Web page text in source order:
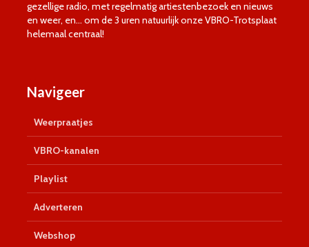
gezellige radio, met regelmatig artiestenbezoek en nieuws
en weer, en… om de 3 uren natuurlijk onze VBRO-Trotsplaat
helemaal centraal!
Navigeer
Weerpraatjes
VBRO-kanalen
Playlist
Adverteren
Webshop